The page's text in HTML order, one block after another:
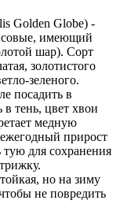
Golden Globe) -
имеющий
шар). Сорт
золотистого
зеленого.
посадить в
в тень, цвет хвои
медную
прирост
тую для сохранения
но на зиму
не повредить